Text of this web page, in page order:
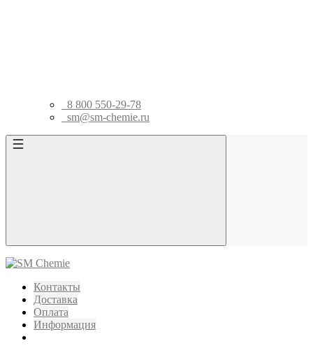
8 800 550-29-78
sm@sm-chemie.ru
Контакты
Доставка
Оплата
Информация